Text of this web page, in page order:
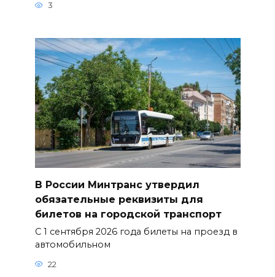
3
В России Минтранс утвердил
обязательные реквизиты для
билетов на городской транспорт
С 1 сентября 2026 года билеты на проезд в
автомобильном
22